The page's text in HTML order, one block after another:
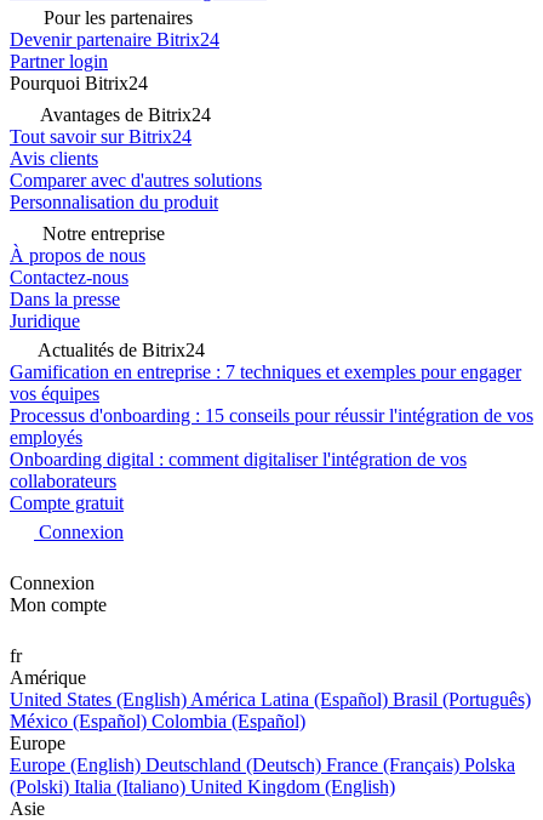
Pour les partenaires
Devenir partenaire Bitrix24
Partner login
Pourquoi Bitrix24
Avantages de Bitrix24
Tout savoir sur Bitrix24
Avis clients
Comparer avec d'autres solutions
Personnalisation du produit
Notre entreprise
À propos de nous
Contactez-nous
Dans la presse
Juridique
Actualités de Bitrix24
Gamification en entreprise : 7 techniques et exemples pour engager
vos équipes
Processus d'onboarding : 15 conseils pour réussir l'intégration de vos
employés
Onboarding digital : comment digitaliser l'intégration de vos
collaborateurs
Compte gratuit
Connexion
Connexion
Mon compte
fr
Amérique
United States (English) América Latina (Español) Brasil (Português)
México (Español) Colombia (Español)
Europe
Europe (English) Deutschland (Deutsch) France (Français) Polska
(Polski) Italia (Italiano) United Kingdom (English)
Asie